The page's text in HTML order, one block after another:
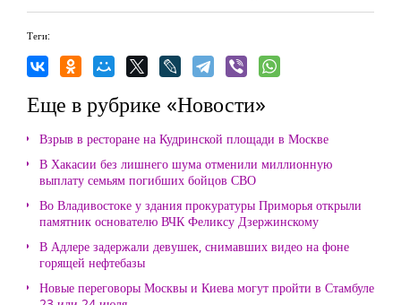
Теги:
Еще в рубрике «Новости»
Взрыв в ресторане на Кудринской площади в Москве
В Хакасии без лишнего шума отменили миллионную
выплату семьям погибших бойцов СВО
Во Владивостоке у здания прокуратуры Приморья открыли
памятник основателю ВЧК Феликсу Дзержинскому
В Адлере задержали девушек, снимавших видео на фоне
горящей нефтебазы
Новые переговоры Москвы и Киева могут пройти в Стамбуле